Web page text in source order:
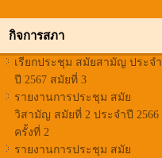
กิจการสภา
เรียกประชุม สมัยสามัญ ประจำ
ปี 2567 สมัยที่ 3
รายงานการประชุม สมัย
วิสามัญ สมัยที่ 2 ประจำปี 2566
ครั้งที่ 2
รายงานการประชุม สมัย